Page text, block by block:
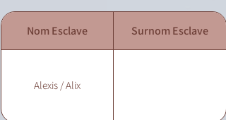
Nom Esclave Surnom Esclave
Alexis / Alix